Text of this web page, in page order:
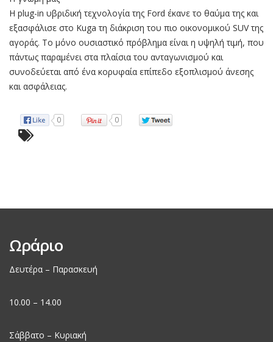
Η plug-in υβριδική τεχνολογία της Ford έκανε το θαύμα της και
εξασφάλισε στο Kuga τη διάκριση του πιο οικονομικού SUV της
αγοράς. Το μόνο ουσιαστικό πρόβλημα είναι η υψηλή τιμή, που
πάντως παραμένει στα πλαίσια του ανταγωνισμού και
συνοδεύεται από ένα κορυφαία επίπεδο εξοπλισμού άνεσης
και ασφάλειας.
0 0
Ωράριο
Δευτέρα – Παρασκευή
10.00 – 14.00
Σάββατο – Κυριακή